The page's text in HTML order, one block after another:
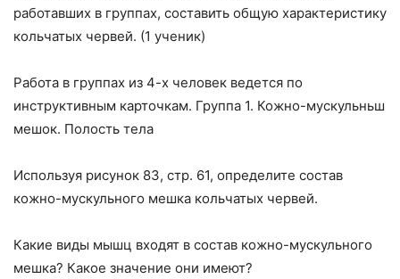
работавших в группах, составить общую характеристику
кольчатых червей. (1 ученик)
Работа в группах из 4-х человек ведется по
инструктивным карточкам. Группа 1. Кожно-мускульньш
мешок. Полость тела
Используя рисунок 83, стр. 61, определите состав
кожно-мускульного мешка кольчатых червей.
Какие виды мышц входят в состав кожно-мускульного
мешка? Какое значение они имеют?